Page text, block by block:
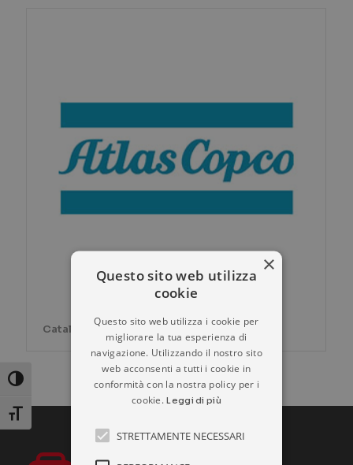
Attiva/disattiva alto contrasto
Attiva/disattiva dimensione testo
Catalogo prodotti ATLAS COPCO
×
Questo sito web utilizza
cookie
Questo sito web utilizza i cookie per
migliorare la tua esperienza di
navigazione. Utilizzando il nostro sito
web acconsenti a tutti i cookie in
conformità con la nostra policy per i
cookie.Leggi di più
STRETTAMENTE NECESSARI